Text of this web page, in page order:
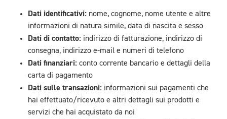
Dati identificativi: nome, cognome, nome utente e altre
informazioni di natura simile, data di nascita e sesso
Dati di contatto: indirizzo di fatturazione, indirizzo di
consegna, indirizzo e-mail e numeri di telefono
Dati finanziari: conto corrente bancario e dettagli della
carta di pagamento
Dati sulle transazioni: informazioni sui pagamenti che
hai effettuato/ricevuto e altri dettagli sui prodotti e
servizi che hai acquistato da noi